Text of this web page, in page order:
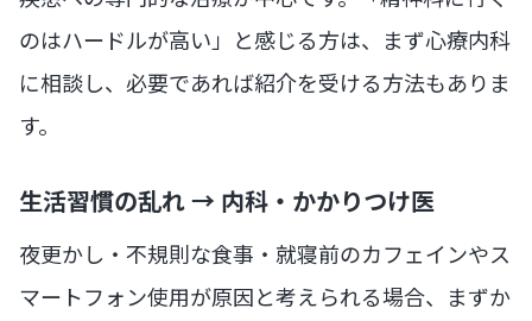
のはハードルが高い」と感じる方は、まず心療内科
に相談し、必要であれば紹介を受ける方法もありま
す。
生活習慣の乱れ → 内科・かかりつけ医
夜更かし・不規則な食事・就寝前のカフェインやス
マートフォン使用が原因と考えられる場合、まずか